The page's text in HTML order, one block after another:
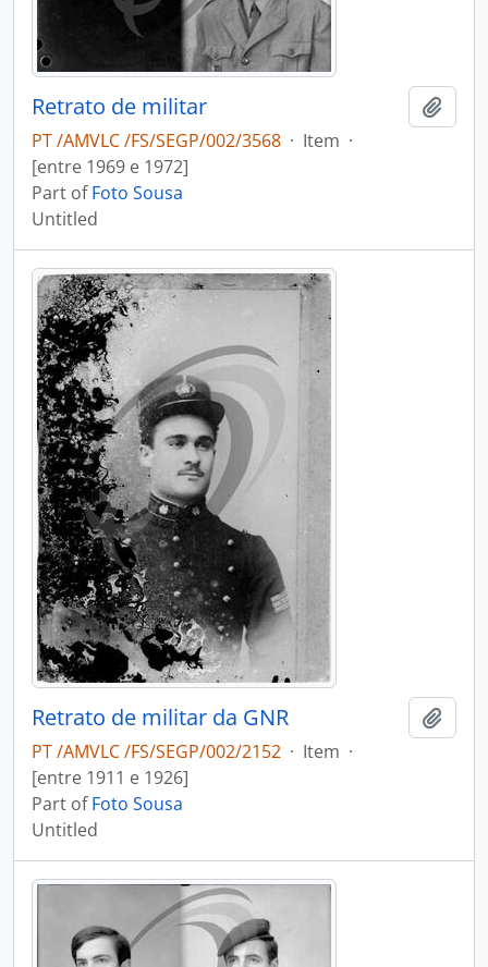
Retrato de militar
PT /AMVLC /FS/SEGP/002/3568 · Item ·
[entre 1969 e 1972]
Part ofFoto Sousa
Untitled
Retrato de militar da GNR
PT /AMVLC /FS/SEGP/002/2152 · Item ·
[entre 1911 e 1926]
Part ofFoto Sousa
Untitled